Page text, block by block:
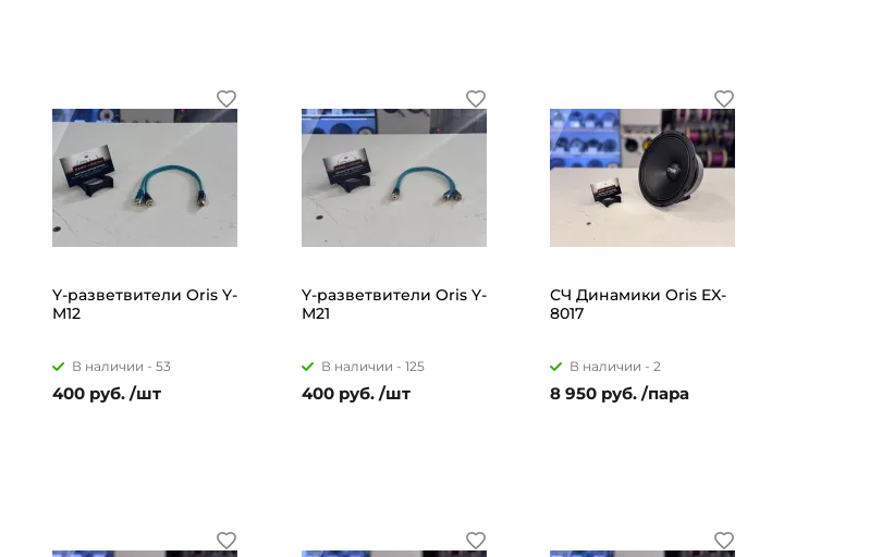
Y-разветвители Oris Y-
M12
В наличии - 53
400 руб. /шт
Y-разветвители Oris Y-
M21
В наличии - 125
400 руб. /шт
СЧ Динамики Oris EX-
8017
В наличии - 2
8 950 руб. /пара